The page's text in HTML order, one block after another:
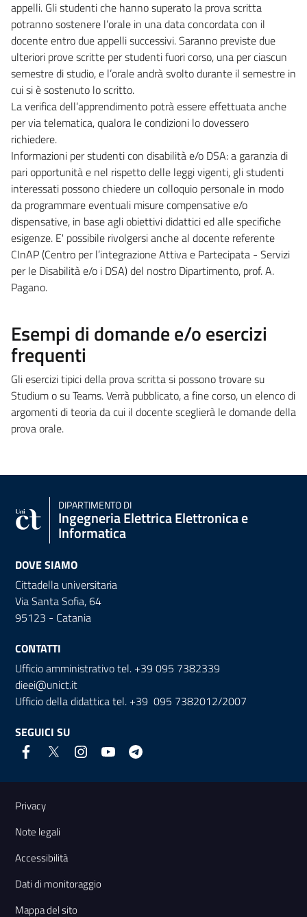
appelli. Gli studenti che hanno superato la prova scritta
potranno sostenere l’orale in una data concordata con il
docente entro due appelli successivi. Saranno previste due
ulteriori prove scritte per studenti fuori corso, una per ciascun
semestre di studio, e l’orale andrà svolto durante il semestre in
cui si è sostenuto lo scritto.
La verifica dell’apprendimento potrà essere effettuata anche
per via telematica, qualora le condizioni lo dovessero
richiedere.
Informazioni per studenti con disabilità e/o DSA: a garanzia di
pari opportunità e nel rispetto delle leggi vigenti, gli studenti
interessati possono chiedere un colloquio personale in modo
da programmare eventuali misure compensative e/o
dispensative, in base agli obiettivi didattici ed alle specifiche
esigenze. E' possibile rivolgersi anche al docente referente
CInAP (Centro per l’integrazione Attiva e Partecipata - Servizi
per le Disabilità e/o i DSA) del nostro Dipartimento, prof. A.
Pagano.
Esempi di domande e/o esercizi
frequenti
Gli esercizi tipici della prova scritta si possono trovare su
Studium o su Teams. Verrà pubblicato, a fine corso, un elenco di
argomenti di teoria da cui il docente sceglierà le domande della
prova orale.
DIPARTIMENTO DI
Ingegneria Elettrica Elettronica e
Informatica
DOVE SIAMO
Cittadella universitaria
Via Santa Sofia, 64
95123 - Catania
CONTATTI
Ufficio amministrativo tel. +39 095 7382339
dieei@unict.it
Ufficio della didattica tel. +39 095 7382012/2007
SEGUICI SU
Link e informazioni utili
Privacy
Note legali
Accessibilità
Dati di monitoraggio
Mappa del sito